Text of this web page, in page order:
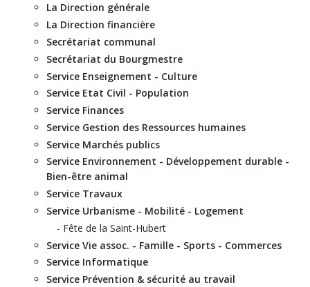
La Direction générale
La Direction financière
Secrétariat communal
Secrétariat du Bourgmestre
Service Enseignement - Culture
Service Etat Civil - Population
Service Finances
Service Gestion des Ressources humaines
Service Marchés publics
Service Environnement - Développement durable -
Bien-être animal
Service Travaux
Service Urbanisme - Mobilité - Logement
Fête de la Saint-Hubert
Service Vie assoc. - Famille - Sports - Commerces
Service Informatique
Service Prévention & sécurité au travail